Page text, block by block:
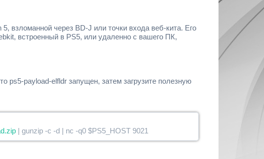
взломанной через BD-J или точки входа веб-кита. Его
встроенный в PS5, или удаленно с вашего ПК,
ps5-payload-elfldr запущен, затем загрузите полезную
| gunzip -c -d | nc -q0 $PS5_HOST 9021